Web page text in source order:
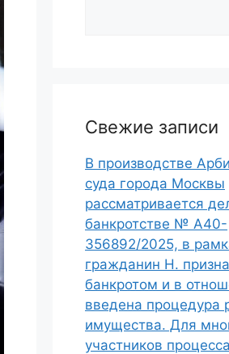
Свежие записи
В производстве
суда города Москвы
рассматривается
банкротстве № А40-
356892/2025, в
гражданин Н.
банкротом и в
введена процедура
имущества. Для
участников процесса